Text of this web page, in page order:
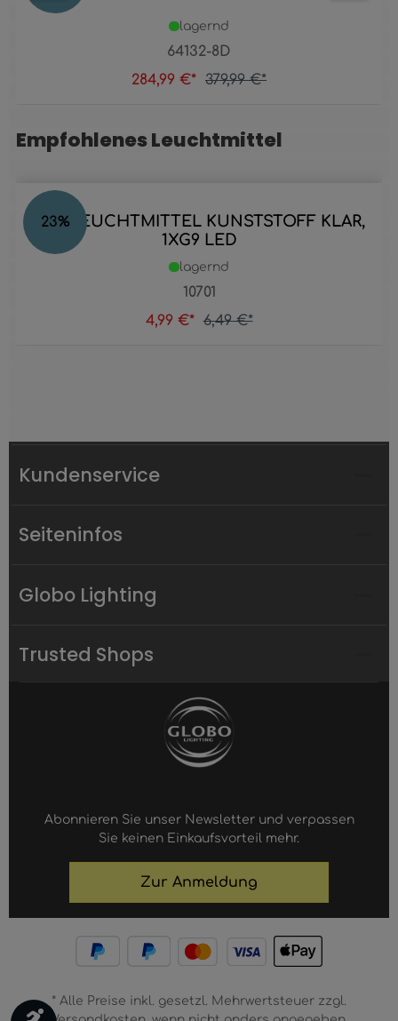
64132-8D
lagernd
284,99 €* 379,99 €*
Produktgalerie überspringen
Empfohlenes Leuchtmittel
23%
LED LEUCHTMITTEL KUNSTSTOFF KLAR,
1XG9 LED
10701
lagernd
4,99 €* 6,49 €*
Kundenservice
Seiteninfos
Globo Lighting
Trusted Shops
Abonnieren Sie unser Newsletter und verpassen
Sie keinen Einkaufsvorteil mehr.
Zur Anmeldung
* Alle Preise inkl. gesetzl. Mehrwertsteuer zzgl.
Werkzeugleiste anzeigen